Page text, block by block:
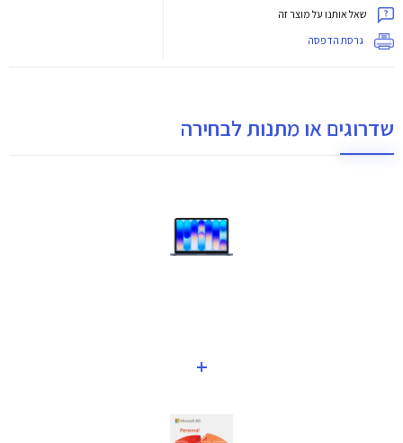
שאל אותנו על מוצר זה
גרסת הדפסה
שדרוגים או מתנות לבחירה
+